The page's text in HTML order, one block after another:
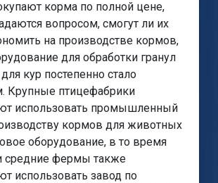
корма по полной цене,
вопросом, смогут ли их
на производстве кормов,
для обработки гранул
кур постепенно стало
Крупные птицефабрики
использовать промышленный
кормов для животных
оборудование, в то время
средние фермы также
использовать завод по